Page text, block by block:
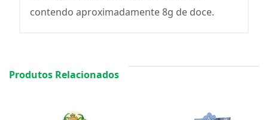
contendo aproximadamente 8g de doce.
Produtos Relacionados